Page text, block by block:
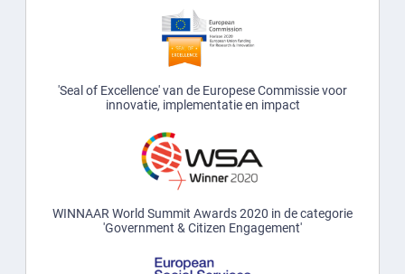
'Seal of Excellence' van de Europese Commissie voor
innovatie, implementatie en impact
WINNAAR World Summit Awards 2020 in de categorie
'Government & Citizen Engagement'